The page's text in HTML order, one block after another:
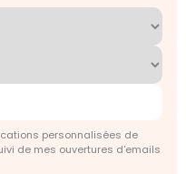
personnalisées de
de mes ouvertures d'emails